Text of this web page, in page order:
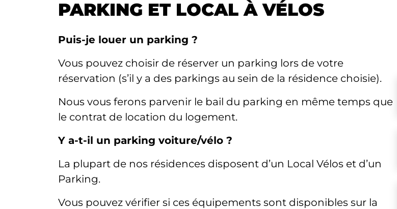
PARKING ET LOCAL À VÉLOS
Puis-je louer un parking ?
Vous pouvez choisir de réserver un parking lors de votre
réservation (s’il y a des parkings au sein de la résidence choisie).
Nous vous ferons parvenir le bail du parking en même temps que
le contrat de location du logement.
Y a-t-il un parking voiture/vélo ?
La plupart de nos résidences disposent d’un Local Vélos et d’un
Parking.
Vous pouvez vérifier si ces équipements sont disponibles sur la